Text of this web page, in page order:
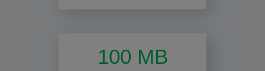
100 MB